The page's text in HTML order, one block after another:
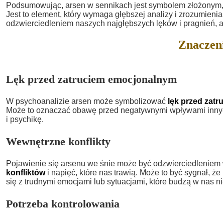
Podsumowując, arsen w sennikach jest symbolem
Jest to element, który wymaga głębszej analizy i
odzwierciedleniem naszych najgłębszych lęków i pragnień,
Lęk przed zatruciem emocjonalnym
W psychoanalizie arsen może symbolizować lęk przed
Może to oznaczać obawę przed negatywnymi wpływami
i psychikę.
Wewnętrzne konflikty
Pojawienie się arsenu we śnie może być odzwierciedleniem
konfliktówi napięć, które nas trawią. Może to być sygnał,
się z trudnymi emocjami lub sytuacjami, które budzą w nas
Potrzeba kontrolowania